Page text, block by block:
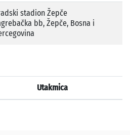
stadion Žepče
bb, Žepče, Bosna i
Utakmica